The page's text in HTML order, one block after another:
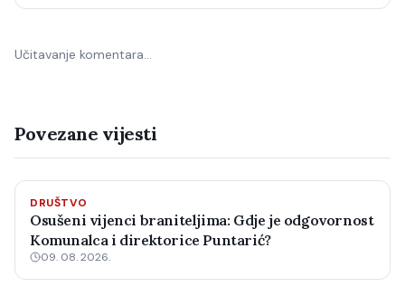
Učitavanje komentara…
Povezane vijesti
DRUŠTVO
Osušeni vijenci braniteljima: Gdje je odgovornost
Komunalca i direktorice Puntarić?
09. 08. 2026.